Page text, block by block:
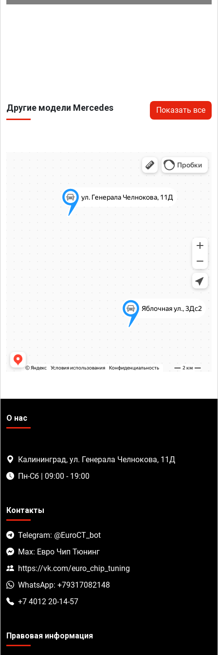
Другие модели Mercedes Показать все
О нас
Калининград, ул. Генерала Челнокова, 11Д
Пн-Сб | 09:00 - 19:00
Контакты
Telegram: @EuroCT_bot
Max: Евро Чип Тюнинг
https://vk.com/euro_chip_tuning
WhatsApp: +79317082148
+7 4012 20-14-57
Правовая информация